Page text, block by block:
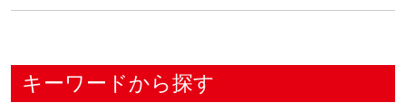
キーワードから探す